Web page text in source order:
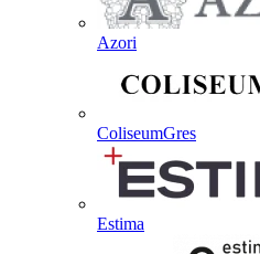
Azori
ColiseumGres
Estima